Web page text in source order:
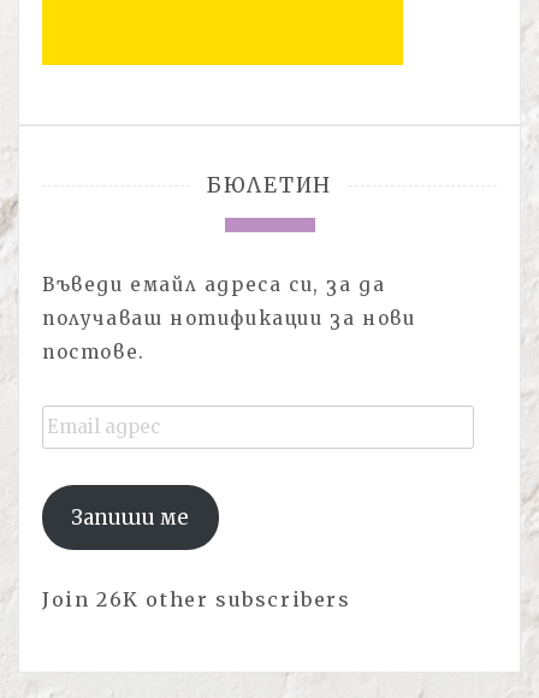
БЮЛЕТИН
Въведи емайл адреса си, за да
получаваш нотификации за нови
постове.
Email
адрес
Запиши ме
Join 26K other subscribers